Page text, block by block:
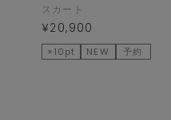
スカート
¥20,900
×10pt NEW 予約